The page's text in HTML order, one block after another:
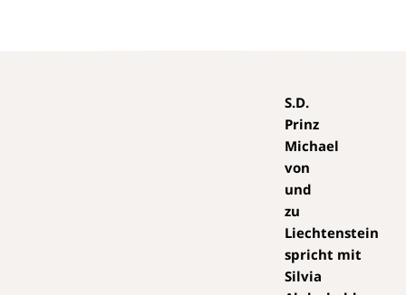
S.D.
Prinz
Michael
von
und
zu
Liechtenstein
spricht mit
Silvia